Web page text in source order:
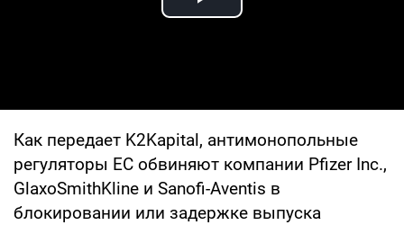
Play Video
Как передает K2Kapital, антимонопольные
регуляторы ЕС обвиняют компании Pfizer Inc.,
GlaxoSmithKline и Sanofi-Aventis в
блокировании или задержке выпуска